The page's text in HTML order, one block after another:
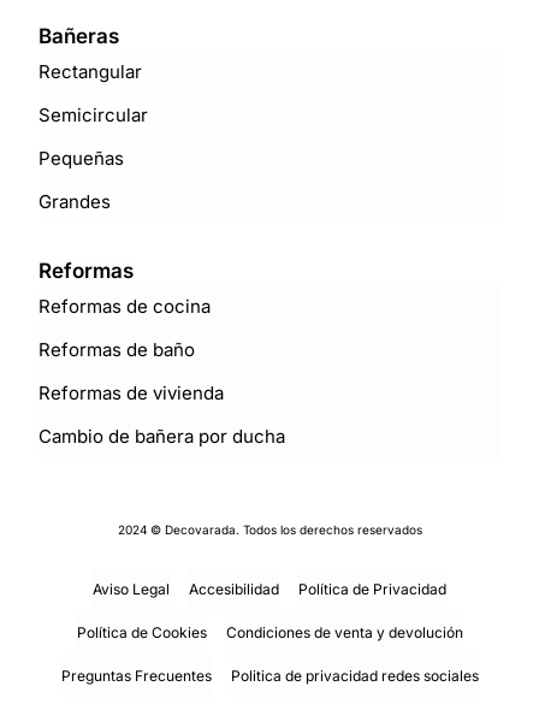
Bañeras
Rectangular
Semicircular
Pequeñas
Grandes
Reformas
Reformas de cocina
Reformas de baño
Reformas de vivienda
Cambio de bañera por ducha
Aviso Legal Accesibilidad Política de Privacidad
Política de Cookies Condiciones de venta y devolución
Preguntas Frecuentes Politica de privacidad redes sociales
2024 © Decovarada. Todos los derechos reservados